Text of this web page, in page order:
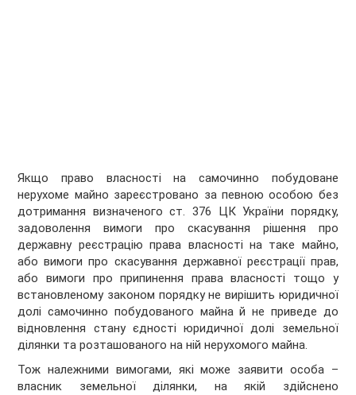
Якщо право власності на самочинно побудоване
нерухоме майно зареєстровано за певною особою без
дотримання визначеного ст. 376 ЦК України порядку,
задоволення вимоги про скасування рішення про
державну реєстрацію права власності на таке майно,
або вимоги про скасування державної реєстрації прав,
або вимоги про припинення права власності тощо у
встановленому законом порядку не вирішить юридичної
долі самочинно побудованого майна й не приведе до
відновлення стану єдності юридичної долі земельної
ділянки та розташованого на ній нерухомого майна.
Тож належними вимогами, які може заявити особа –
власник земельної ділянки, на якій здійснено